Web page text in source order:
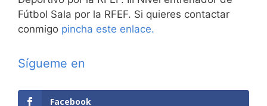
Fútbol Sala por la RFEF. Si quieres contactar
conmigo pincha este enlace.
Sígueme en
Facebook